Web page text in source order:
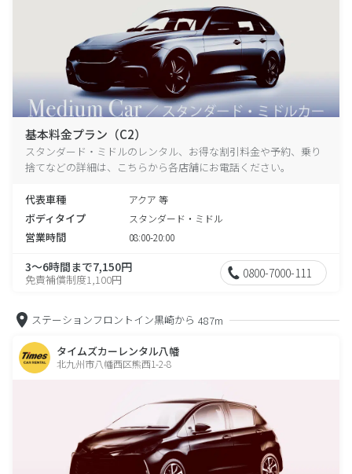
基本料金プラン（C2）
スタンダード・ミドルのレンタル、お得な割引料金や予約、乗り
捨てなどの詳細は、こちらから各店舗にお電話ください。
代表車種 アクア 等
ボディタイプ スタンダード・ミドル
営業時間 08:00-20:00
3～6時間まで7,150円
免責補償制度1,100円 0800-7000-111
ステーションフロントイン黒崎から 487m
タイムズカーレンタル八幡
北九州市八幡西区熊西1-2-8